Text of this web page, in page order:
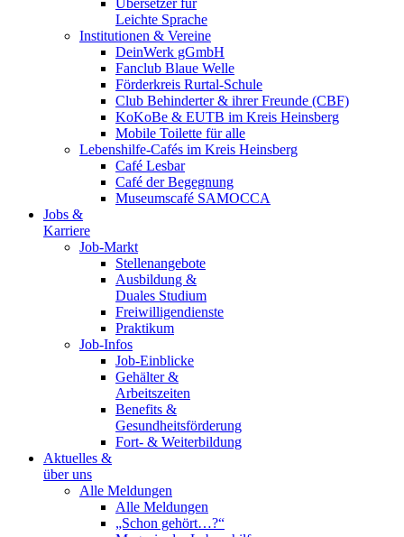
Übersetzer für
Leichte Sprache
Institutionen & Vereine
DeinWerk gGmbH
Fanclub Blaue Welle
Förderkreis Rurtal-Schule
Club Behinderter & ihrer Freunde (CBF)
KoKoBe & EUTB im Kreis Heinsberg
Mobile Toilette für alle
Lebenshilfe-Cafés im Kreis Heinsberg
Café Lesbar
Café der Begegnung
Museumscafé SAMOCCA
Jobs &
Karriere
Job-Markt
Stellenangebote
Ausbildung &
Duales Studium
Freiwilligendienste
Praktikum
Job-Infos
Job-Einblicke
Gehälter &
Arbeitszeiten
Benefits &
Gesundheitsförderung
Fort- & Weiterbildung
Aktuelles &
über uns
Alle Meldungen
Alle Meldungen
„Schon gehört…?“